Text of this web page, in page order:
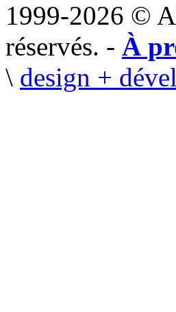
1999-2026 ©
réservés. - À
\ design +